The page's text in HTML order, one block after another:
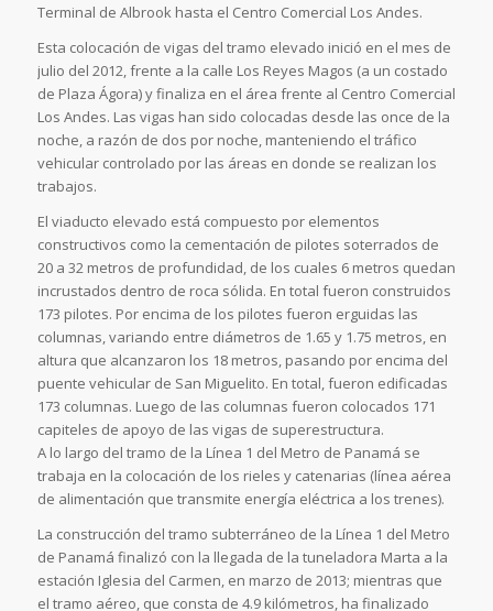
Terminal de Albrook hasta el Centro Comercial Los Andes.
Esta colocación de vigas del tramo elevado inició en el mes de
julio del 2012, frente a la calle Los Reyes Magos (a un costado
de Plaza Ágora) y finaliza en el área frente al Centro Comercial
Los Andes. Las vigas han sido colocadas desde las once de la
noche, a razón de dos por noche, manteniendo el tráfico
vehicular controlado por las áreas en donde se realizan los
trabajos.
El viaducto elevado está compuesto por elementos
constructivos como la cementación de pilotes soterrados de
20 a 32 metros de profundidad, de los cuales 6 metros quedan
incrustados dentro de roca sólida. En total fueron construidos
173 pilotes. Por encima de los pilotes fueron erguidas las
columnas, variando entre diámetros de 1.65 y 1.75 metros, en
altura que alcanzaron los 18 metros, pasando por encima del
puente vehicular de San Miguelito. En total, fueron edificadas
173 columnas. Luego de las columnas fueron colocados 171
capiteles de apoyo de las vigas de superestructura.
A lo largo del tramo de la Línea 1 del Metro de Panamá se
trabaja en la colocación de los rieles y catenarias (línea aérea
de alimentación que transmite energía eléctrica a los trenes).
La construcción del tramo subterráneo de la Línea 1 del Metro
de Panamá finalizó con la llegada de la tuneladora Marta a la
estación Iglesia del Carmen, en marzo de 2013; mientras que
el tramo aéreo, que consta de 4.9 kilómetros, ha finalizado